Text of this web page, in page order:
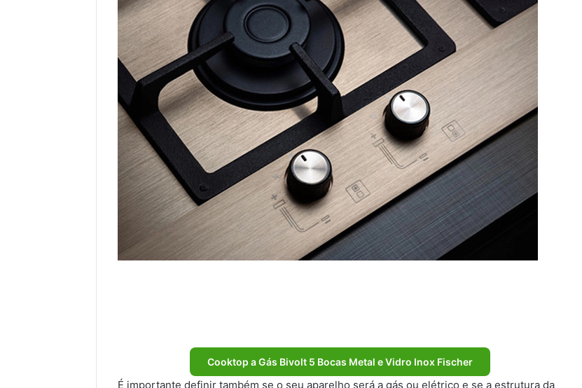
Cooktop a Gás Bivolt 5 Bocas Metal e Vidro Inox Fischer
É importante definir também se o seu aparelho será a gás ou elétrico e se a estrutura da